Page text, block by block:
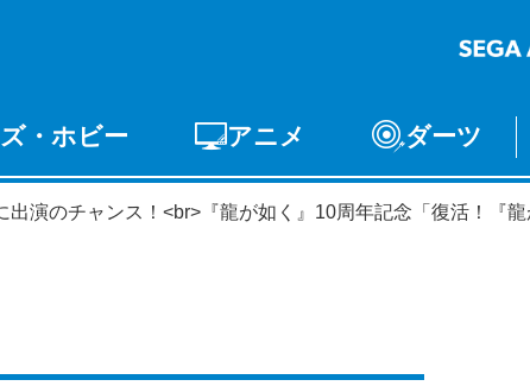
PCゲーム スマホゲーム アーケードゲーム
・ホビー
トイ S-FIRE セガ ラッキーくじ
セガ ラ
オンライ
アニメ ダーツ
演のチャンス！<br>『龍が如く』10周年記念「復活！『